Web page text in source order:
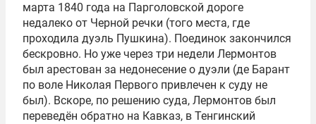
марта 1840 года на Парголовской дороге
недалеко от Черной речки (того места, где
проходила дуэль Пушкина). Поединок закончился
бескровно. Но уже через три недели Лермонтов
был арестован за недонесение о дуэли (де Барант
по воле Николая Первого привлечен к суду не
был). Вскоре, по решению суда, Лермонтов был
переведён обратно на Кавказ, в Тенгинский